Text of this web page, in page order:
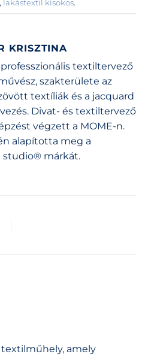
, lakástextil kisokos.
KRISZTINA
textiltervező
szakterülete az
textíliák és a jacquard
Divat- és textiltervező
végzett a MOME-n.
alapította meg a
studio® márkát.
amely